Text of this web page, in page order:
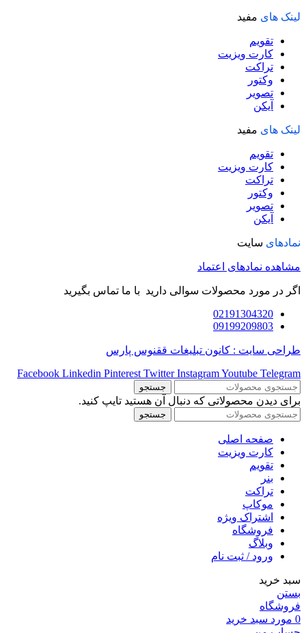
لینک های مفید
تقویم
کارت ویزیت
تراکت
وکتور
تصویر
آیکن
لینک های مفید
تقویم
کارت ویزیت
تراکت
وکتور
تصویر
آیکن
نمادهای سایت
مشاهده نمادهای اعتماد
اگر در مورد محصولات سوالی دارید با ما تماس بگیرید
02191304320
09199209803
طراحی سایت : کانون تبلیغات ققنوس پارس
Facebook Linkedin Pinterest Twitter InstagramYoutube Telegram
جستجو
برای دیدن محصولاتی که دنبال آن هستید تایپ کنید.
جستجو
صفحه اصلی
کارت ویزیت
تقویم
بنر
تراکت
موکاپ
اشتراک ویژه
فروشگاه
وبلاگ
ورود / ثبت نام
سبد خرید
بستن
فروشگاه
0 مورد سبد خرید